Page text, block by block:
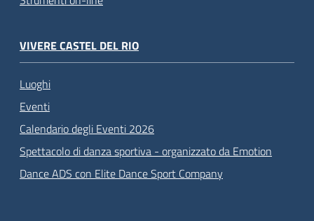
VIVERE CASTEL DEL RIO
Luoghi
Eventi
Calendario degli Eventi 2026
Spettacolo di danza sportiva - organizzato da Emotion
Dance ADS con Elite Dance Sport Company